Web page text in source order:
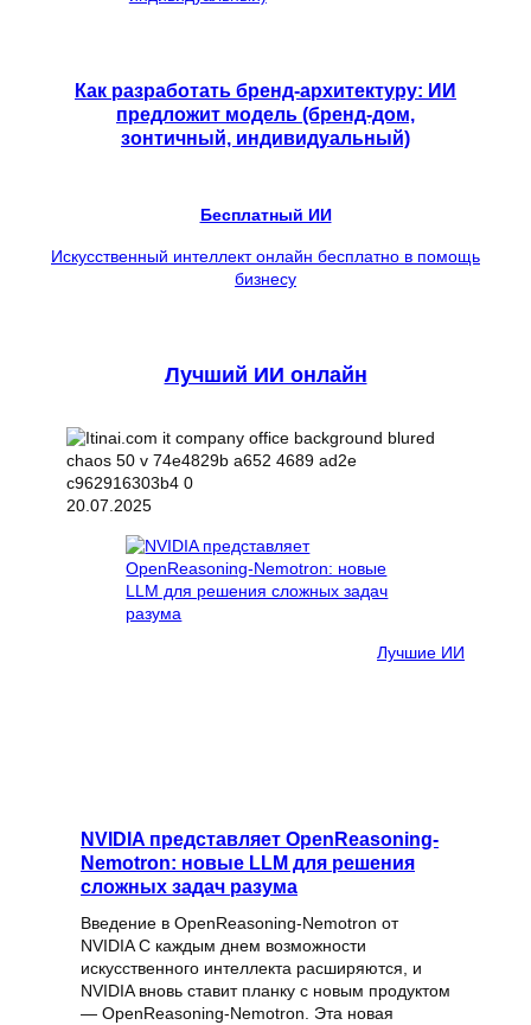
Как разработать бренд-архитектуру: ИИ
предложит модель (бренд-дом,
зонтичный, индивидуальный)
Бесплатный ИИ
Искусственный интеллект онлайн бесплатно в помощь
бизнесу
Лучший ИИ онлайн
20.07.2025
Лучшие ИИ
NVIDIA представляет OpenReasoning-
Nemotron: новые LLM для решения
сложных задач разума
Введение в OpenReasoning-Nemotron от
NVIDIA С каждым днем возможности
искусственного интеллекта расширяются, и
NVIDIA вновь ставит планку с новым продуктом
— OpenReasoning-Nemotron. Эта новая